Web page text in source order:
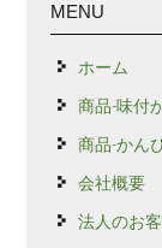
MENU
ホーム
商品-味付
商品-かん
会社概要
法人のお